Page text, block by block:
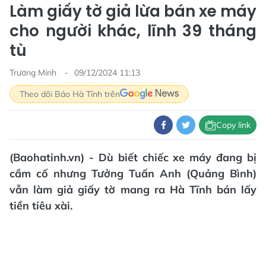
Làm giấy tờ giả lừa bán xe máy
cho người khác, lĩnh 39 tháng
tù
Trương Minh
09/12/2024 11:13
Theo dõi Báo Hà Tĩnh trên
Copy link
(Baohatinh.vn) - Dù biết chiếc xe máy đang bị
cầm cố nhưng Tưởng Tuấn Anh (Quảng Bình)
vẫn làm giả giấy tờ mang ra Hà Tĩnh bán lấy
tiền tiêu xài.